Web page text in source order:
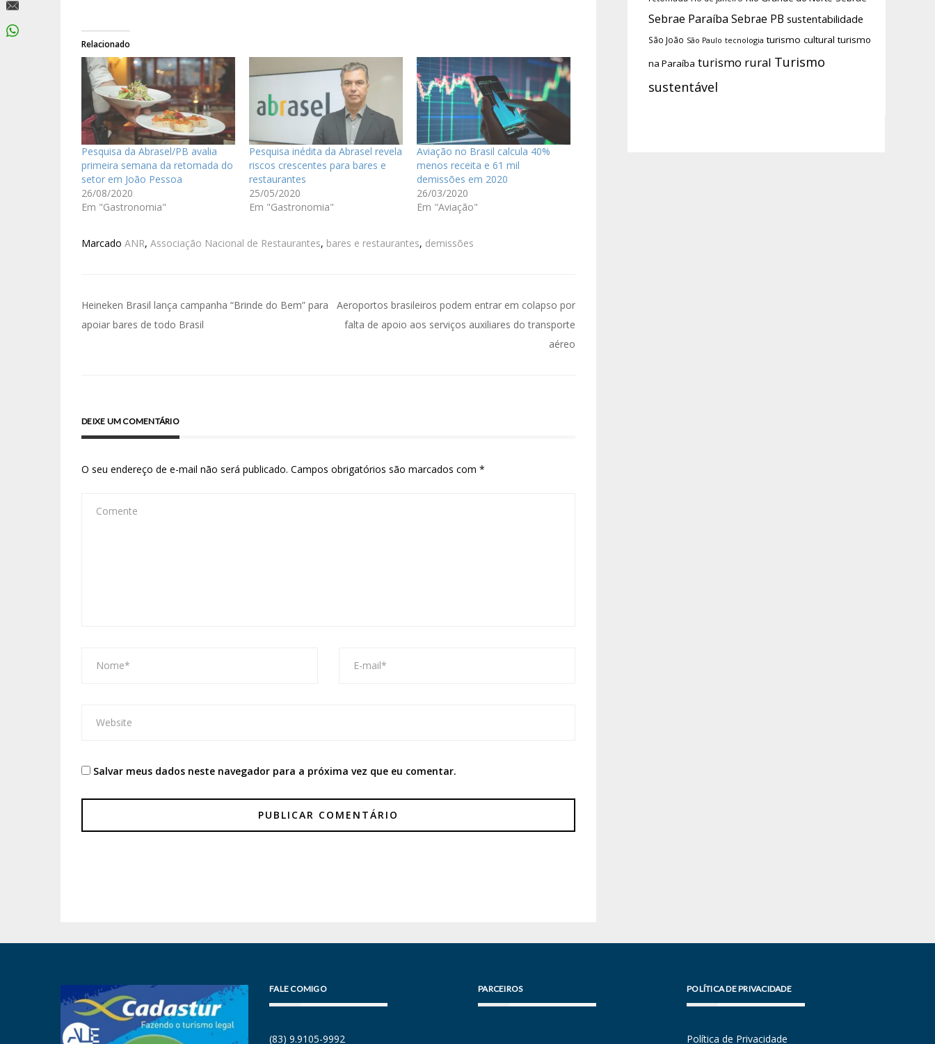
Relacionado
Pesquisa da Abrasel/PB avalia
primeira semana da retomada do
setor em João Pessoa
26/08/2020
Em "Gastronomia"
Pesquisa inédita da Abrasel revela
riscos crescentes para bares e
restaurantes
25/05/2020
Em "Gastronomia"
Aviação no Brasil calcula 40%
menos receita e 61 mil
demissões em 2020
26/03/2020
Em "Aviação"
Marcado ANR, Associação Nacional de Restaurantes, bares e restaurantes, demissões
Heineken Brasil lança campanha “Brinde do Bem” para
apoiar bares de todo Brasil
Aeroportos brasileiros podem entrar em colapso por
falta de apoio aos serviços auxiliares do transporte
aéreo
DEIXE UM COMENTÁRIO
O seu endereço de e-mail não será publicado. Campos obrigatórios são marcados com *
Salvar meus dados neste navegador para a próxima vez que eu comentar.
Sebrae Paraíba Sebrae PB sustentabilidade
São João São Paulo tecnologia turismo cultural turismo
na Paraíba turismo rural Turismo
sustentável
FALE COMIGO
(83) 9.9105-9992
PARCEIROS POLÍTICA DE PRIVACIDADE
Política de Privacidade